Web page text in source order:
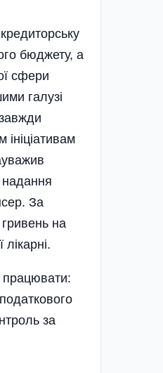
бюджету, а
сфери
галузі
надання
За
на
працювати:
за